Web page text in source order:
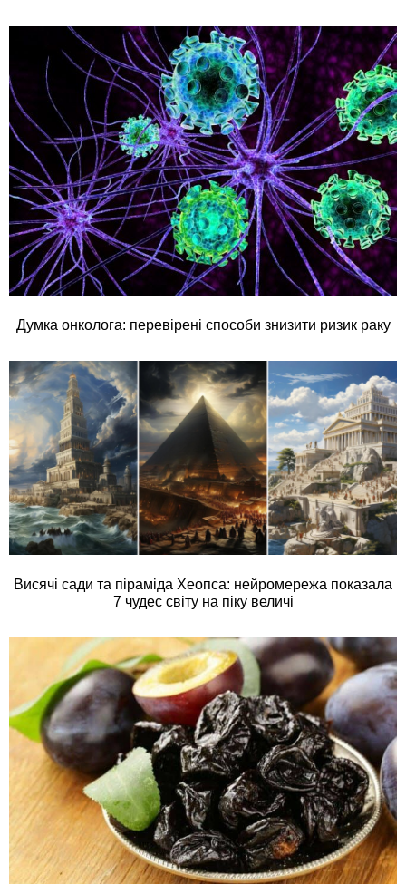
Думка онколога: перевірені способи знизити ризик раку
Висячі сади та піраміда Хеопса: нейромережа показала
7 чудес світу на піку величі